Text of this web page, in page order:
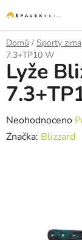
Domů / Sporty zima
7.3+TP10 W
Lyže
Průměrné
Neohodnoceno
Značka: Blizzard